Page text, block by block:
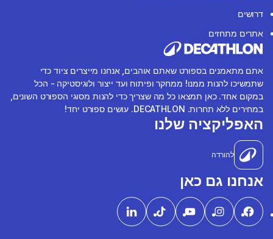
דרושים
אתרים מתחזים
אתם מתאמנים בספורט שאתם אוהבים, אנחנו מייצרים ציוד כדי
שתמשיכו להנות ממנו! ממחקר ופיתוח ועד ייצור ולוגיסטיקה - הכל
במקום אחד. כאן תמצאו כל מה שצריך כדי להנות מסוגי הספורט השונים,
במחירים ללא תחרות. DECATHLON. עושים ספורט יחד!
האפליקציה שלנו
להורדה
אנחנו גם כאן